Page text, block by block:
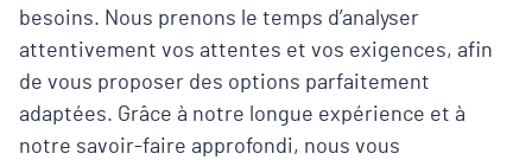
besoins. Nous prenons le temps d’analyser
attentivement vos attentes et vos exigences, afin
de vous proposer des options parfaitement
adaptées. Grâce à notre longue expérience et à
notre savoir-faire approfondi, nous vous